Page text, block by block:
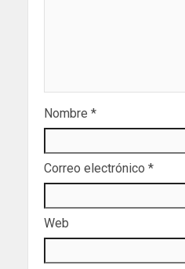
Nombre *
Correo electrónico *
Web